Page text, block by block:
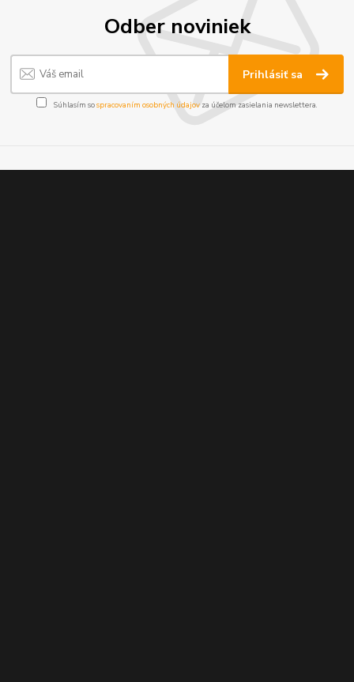
Odber noviniek
Prihlásiť sa
Súhlasím sospracovaním osobných údajov za účelom zasielania newslettera.